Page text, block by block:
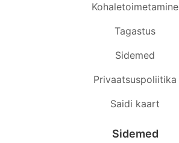
Kohaletoimetamine
Tagastus
Sidemed
Privaatsuspoliitika
Saidi kaart
Sidemed